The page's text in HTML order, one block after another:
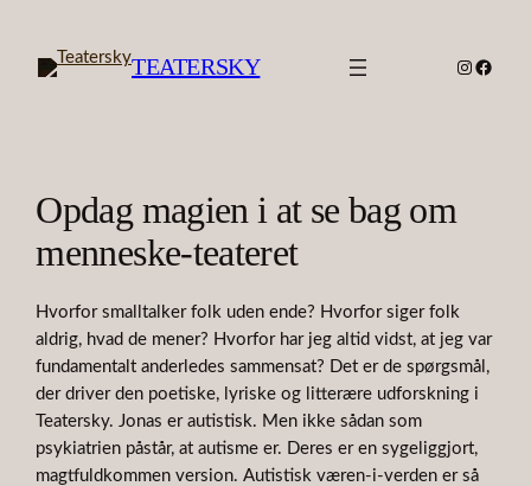
content
TEATERSKY
Opdag magien i at se bag om
menneske-teateret
Hvorfor smalltalker folk uden ende? Hvorfor siger folk
aldrig, hvad de mener? Hvorfor har jeg altid vidst, at jeg var
fundamentalt anderledes sammensat? Det er de spørgsmål,
der driver den poetiske, lyriske og litterære udforskning i
Teatersky. Jonas er autistisk. Men ikke sådan som
psykiatrien påstår, at autisme er. Deres er en sygeliggjort,
magtfuldkommen version. Autistisk væren-i-verden er så